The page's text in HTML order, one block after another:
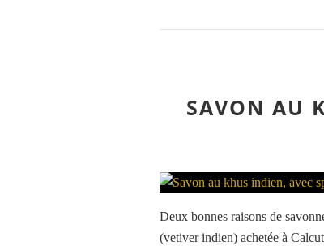
SAVON AU
Deux bonnes raisons de
(vetiver indien) achetée à